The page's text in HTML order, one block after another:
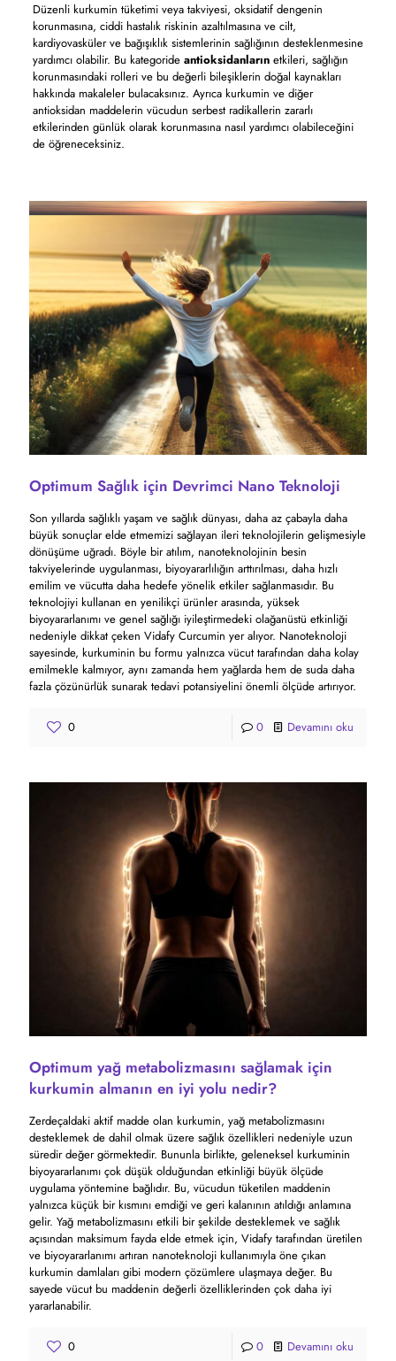
Düzenli kurkumin tüketimi veya takviyesi, oksidatif dengenin
korunmasına, ciddi hastalık riskinin azaltılmasına ve cilt,
kardiyovasküler ve bağışıklık sistemlerinin sağlığının desteklenmesine
yardımcı olabilir. Bu kategoride antioksidanlarınetkileri, sağlığın
korunmasındaki rolleri ve bu değerli bileşiklerin doğal kaynakları
hakkında makaleler bulacaksınız. Ayrıca kurkumin ve diğer
antioksidan maddelerin vücudun serbest radikallerin zararlı
etkilerinden günlük olarak korunmasına nasıl yardımcı olabileceğini
de öğreneceksiniz.
Optimum Sağlık için Devrimci Nano Teknoloji
Son yıllarda sağlıklı yaşam ve sağlık dünyası, daha az çabayla daha
büyük sonuçlar elde etmemizi sağlayan ileri teknolojilerin gelişmesiyle
dönüşüme uğradı. Böyle bir atılım, nanoteknolojinin besin
takviyelerinde uygulanması, biyoyararlılığın arttırılması, daha hızlı
emilim ve vücutta daha hedefe yönelik etkiler sağlanmasıdır. Bu
teknolojiyi kullanan en yenilikçi ürünler arasında, yüksek
biyoyararlanımı ve genel sağlığı iyileştirmedeki olağanüstü etkinliği
nedeniyle dikkat çeken Vidafy Curcumin yer alıyor. Nanoteknoloji
sayesinde, kurkuminin bu formu yalnızca vücut tarafından daha kolay
emilmekle kalmıyor, aynı zamanda hem yağlarda hem de suda daha
fazla çözünürlük sunarak tedavi potansiyelini önemli ölçüde artırıyor.
0 0 Devamını oku
Optimum yağ metabolizmasını sağlamak için
kurkumin almanın en iyi yolu nedir?
Zerdeçaldaki aktif madde olan kurkumin, yağ metabolizmasını
desteklemek de dahil olmak üzere sağlık özellikleri nedeniyle uzun
süredir değer görmektedir. Bununla birlikte, geleneksel kurkuminin
biyoyararlanımı çok düşük olduğundan etkinliği büyük ölçüde
uygulama yöntemine bağlıdır. Bu, vücudun tüketilen maddenin
yalnızca küçük bir kısmını emdiği ve geri kalanının atıldığı anlamına
gelir. Yağ metabolizmasını etkili bir şekilde desteklemek ve sağlık
açısından maksimum fayda elde etmek için, Vidafy tarafından üretilen
ve biyoyararlanımı artıran nanoteknoloji kullanımıyla öne çıkan
kurkumin damlaları gibi modern çözümlere ulaşmaya değer. Bu
sayede vücut bu maddenin değerli özelliklerinden çok daha iyi
yararlanabilir.
0 0 Devamını oku